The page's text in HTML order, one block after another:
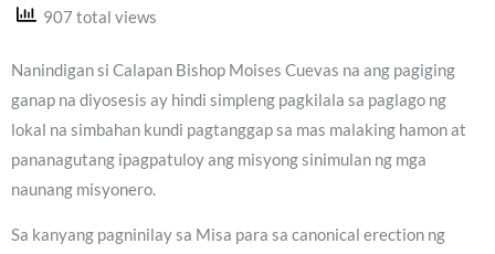
907 total views
Nanindigan si Calapan Bishop Moises Cuevas na ang pagiging
ganap na diyosesis ay hindi simpleng pagkilala sa paglago ng
lokal na simbahan kundi pagtanggap sa mas malaking hamon at
pananagutang ipagpatuloy ang misyong sinimulan ng mga
naunang misyonero.
Sa kanyang pagninilay sa Misa para sa canonical erection ng